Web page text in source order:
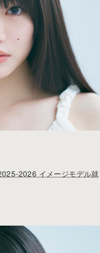
2026 イメージモデル就